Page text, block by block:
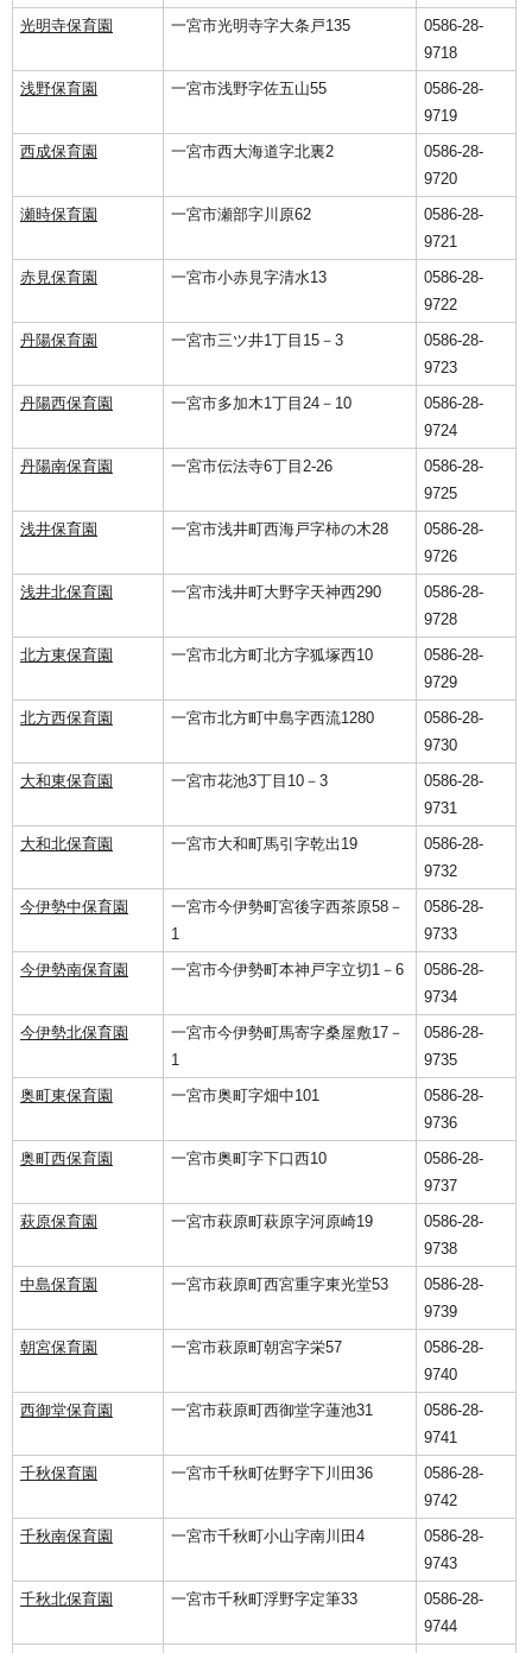
光明寺保育園
一宮市光明寺字大条戸135
0586-28-
9718
浅野保育園
一宮市浅野字佐五山55
0586-28-
9719
西成保育園
一宮市西大海道字北裏2
0586-28-
9720
瀬時保育園
一宮市瀬部字川原62
0586-28-
9721
赤見保育園
一宮市小赤見字清水13
0586-28-
9722
丹陽保育園
一宮市三ツ井1丁目15－3
0586-28-
9723
丹陽西保育園
一宮市多加木1丁目24－10
0586-28-
9724
丹陽南保育園
一宮市伝法寺6丁目2-26
0586-28-
9725
浅井保育園
一宮市浅井町西海戸字柿の木28
0586-28-
9726
浅井北保育園
一宮市浅井町大野字天神西290
0586-28-
9728
北方東保育園
一宮市北方町北方字狐塚西10
0586-28-
9729
北方西保育園
一宮市北方町中島字西流1280
0586-28-
9730
大和東保育園
一宮市花池3丁目10－3
0586-28-
9731
大和北保育園
一宮市大和町馬引字乾出19
0586-28-
9732
今伊勢中保育園
一宮市今伊勢町宮後字西茶原58－
1
0586-28-
9733
今伊勢南保育園
一宮市今伊勢町本神戸字立切1－6
0586-28-
9734
今伊勢北保育園
一宮市今伊勢町馬寄字桑屋敷17－
1
0586-28-
9735
奥町東保育園
一宮市奥町字畑中101
0586-28-
9736
奥町西保育園
一宮市奥町字下口西10
0586-28-
9737
萩原保育園
一宮市萩原町萩原字河原崎19
0586-28-
9738
中島保育園
一宮市萩原町西宮重字東光堂53
0586-28-
9739
朝宮保育園
一宮市萩原町朝宮字栄57
0586-28-
9740
西御堂保育園
一宮市萩原町西御堂字蓮池31
0586-28-
9741
千秋保育園
一宮市千秋町佐野字下川田36
0586-28-
9742
千秋南保育園
一宮市千秋町小山字南川田4
0586-28-
9743
千秋北保育園
一宮市千秋町浮野字定筆33
0586-28-
9744